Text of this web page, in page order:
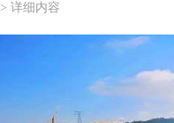
> 详细内容